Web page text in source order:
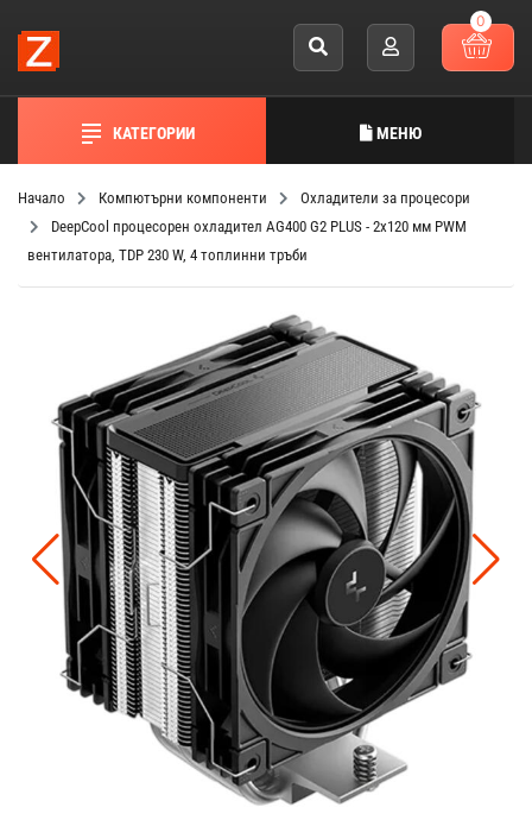
0
КАТЕГОРИИ МЕНЮ
Начало Компютърни компоненти
Охладители за процесори
DeepCool процесорен охладител AG400 G2 PLUS - 2x120 мм PWM
вентилатора, TDP 230 W, 4 топлинни тръби